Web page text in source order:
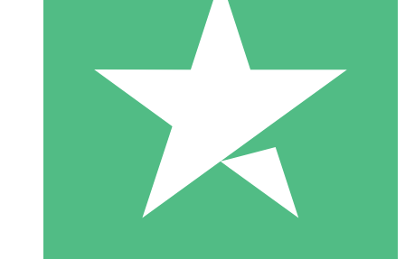
Individuella Kreditpaket
Betala per användning med nedladdningskrediter. Inget
1 Nedladdningar
10 00